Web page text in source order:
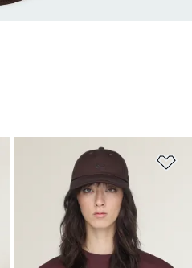
Op verlanglijst zetten